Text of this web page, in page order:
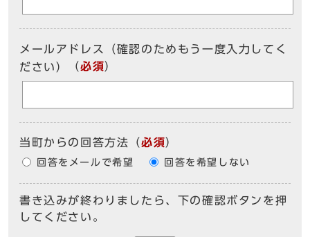
メールアドレス（確認のためもう一度入力してく
ださい）
（必須）
当町からの回答方法 （必須）
回答をメールで希望 回答を希望しない
書き込みが終わりましたら、下の確認ボタンを押
してください。